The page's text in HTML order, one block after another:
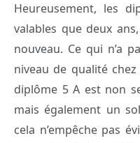
Heureusement, les
valables que deux
nouveau. Ce qui n’a
niveau de qualité
diplôme 5 A est non
mais également un
cela n’empêche pas